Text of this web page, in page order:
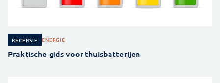
RECENSIE ENERGIE
Praktische gids voor thuisbatterijen